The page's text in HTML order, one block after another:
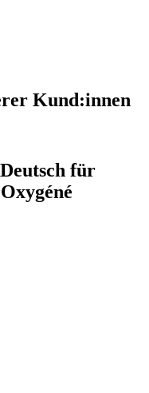
Kund:innen
für